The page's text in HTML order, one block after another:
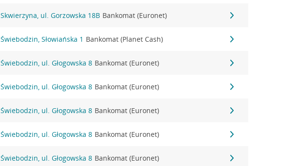
Skwierzyna, ul. Gorzowska 18B Bankomat (Euronet)
Świebodzin, Słowiańska 1 Bankomat (Planet Cash)
Świebodzin, ul. Głogowska 8 Bankomat (Euronet)
Świebodzin, ul. Głogowska 8 Bankomat (Euronet)
Świebodzin, ul. Głogowska 8 Bankomat (Euronet)
Świebodzin, ul. Głogowska 8 Bankomat (Euronet)
Świebodzin, ul. Głogowska 8 Bankomat (Euronet)